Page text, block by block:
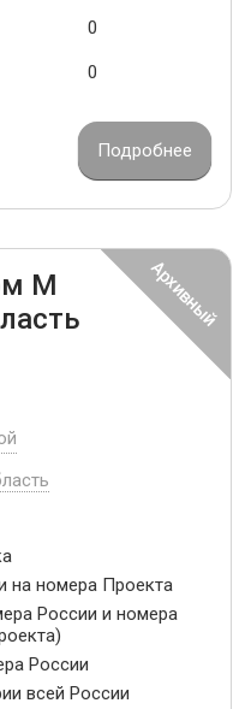
0
0
Подробнее
М
номера Проекта
России и номера
России
всей России